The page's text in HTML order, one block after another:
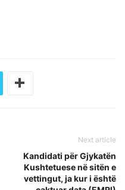
Next article
Kandidati për Gjykatën
Kushtetuese në sitën e
vettingut, ja kur i është